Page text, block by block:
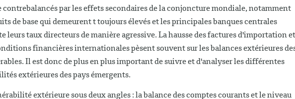
contrebalancés par les effets secondaires de la conjoncture mondiale, notamment
de base qui demeurent t toujours élevés et les principales banques centrales
leurs taux directeurs de manière agressive. La hausse des factures d'importation et
financières internationales pèsent souvent sur les balances extérieures
Il est donc de plus en plus important de suivre et d'analyser les différentes
extérieures des pays émergents.
extérieure sous deux angles : la balance des comptes courants et le niveau